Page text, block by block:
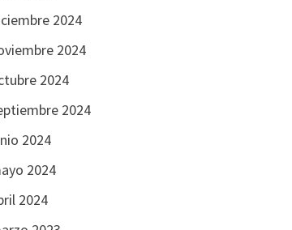
2024
2024
2024
2024
2024
2024
2024